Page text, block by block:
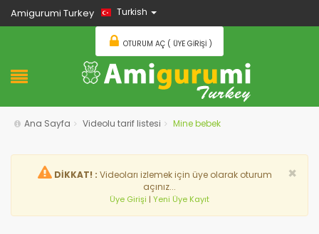
Amigurumi Turkey Turkish
OTURUM AÇ ( ÜYE GIRIŞI )
Ana Sayfa Videolu tarif listesi Mine bebek
×
DİKKAT! : Videoları izlemek için üye olarak oturum
açınız...
Üye Girişi | Yeni Üye Kayıt